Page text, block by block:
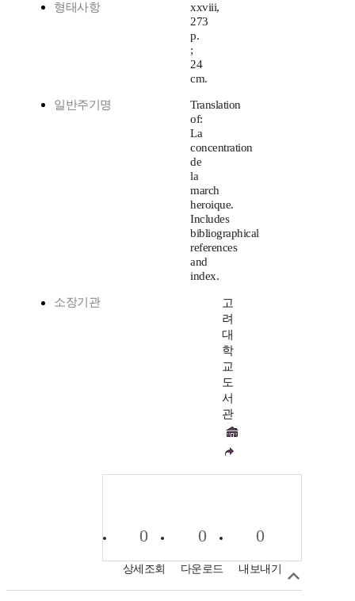
형태사항
xxviii,
273
p.
;
24
cm.
일반주기명
Translation
of:
La
concentration
de
la
march
heroique.
Includes
bibliographical
references
and
index.
소장기관
고
려
대
학
교
도
서
관
0
상세조회
0
다운로드
0
내보내기